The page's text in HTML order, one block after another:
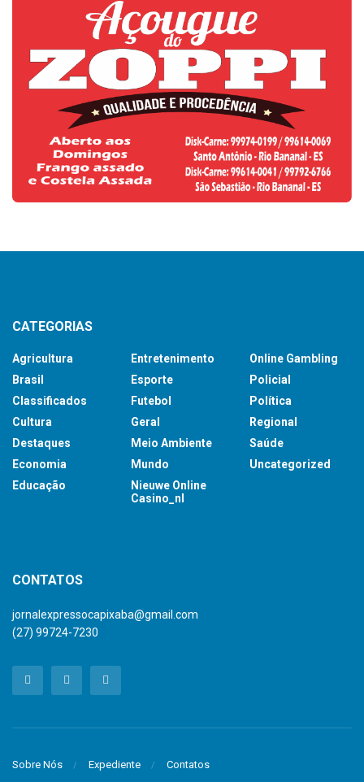
CATEGORIAS
Agricultura
Brasil
Classificados
Cultura
Destaques
Economia
Educação
Entretenimento
Esporte
Futebol
Geral
Meio Ambiente
Mundo
Nieuwe Online
Casino_nl
Online Gambling
Policial
Política
Regional
Saúde
Uncategorized
CONTATOS
jornalexpressocapixaba@gmail.com
(27) 99724-7230
Sobre Nós Expediente Contatos